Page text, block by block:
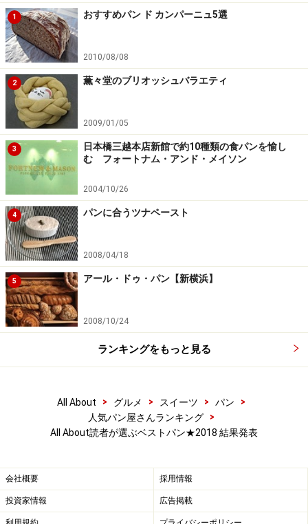
たします。お店を始めて14年。当初から比べたら、パン
はだいぶ様変わりいたしました。でも変わらないのは、
気持ちの部分です。私達は知っています。想いを込めて
作ったパンは、お客様にも伝わる事を。そして、私達は
分かっています。お客様から頂いた言葉は、私達を幸せ
な気持ちにさせてくれることを。だから、妥協をせずに
一生懸命作ることができるのです。来年も頑張って参り
ますね！
製造スタッフ、製造補助スタッフを随時募集しておりま
す。お電話でお問い合わせください」
【関連記事・サイト】
パリ-アッシュ【大阪・中之島】
PARIS - h（パリ アッシュ）公式ブログ
8位 たま木亭 (京都）
週末は800人近くが訪れる京都の超人気店。世界最高水
お総菜パンまで、幅広いラインナップのどれもが万遍な
く愛されています。
たま木亭
「種類が多い。何を食べてもおいしい。オリジナリティ
1 おすすめパン ド カンパーニュ5選
2010/08/08
2 薫々堂のブリオッシュバラエティ
2009/01/05
3
日本橋三越本店新館で約10種類の食パンを愉し
む フォートナム・アンド・メイソン
2004/10/26
4 パンに合うツナペースト
2008/04/18
5 アール・ドゥ・パン【新横浜】
2008/10/24
ランキングをもっと見る
All About > グルメ > スイーツ > パン
>
人気パン屋さんランキング
>
All About読者が選ぶベストパン★2018 結果発表
会社概要 採用情報
投資家情報 広告掲載